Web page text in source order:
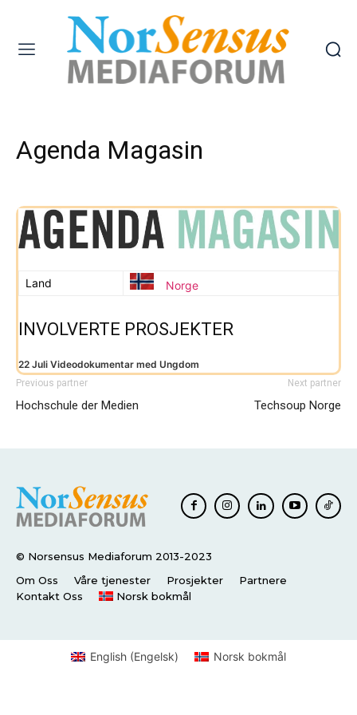
Agenda Magasin
Land Norge
INVOLVERTE PROSJEKTER
22 Juli Videodokumentar med Ungdom
Previous partner
Hochschule der Medien
Next partner
Techsoup Norge
© Norsensus Mediaforum 2013-2023
Om Oss
Våre tjenester Prosjekter
Partnere
Kontakt Oss
Norsk bokmål
English (Engelsk) Norsk bokmål